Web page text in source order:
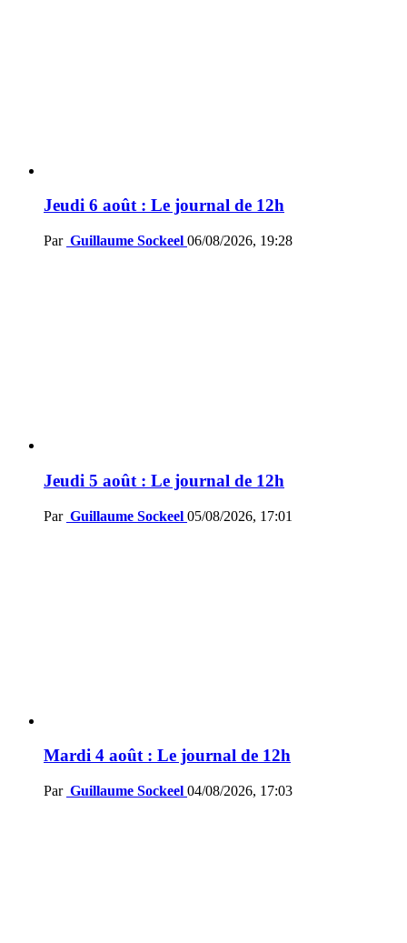
Jeudi 6 août : Le journal de 12h
Par Guillaume Sockeel 06/08/2026, 19:28
Jeudi 5 août : Le journal de 12h
Par Guillaume Sockeel 05/08/2026, 17:01
Mardi 4 août : Le journal de 12h
Par Guillaume Sockeel 04/08/2026, 17:03